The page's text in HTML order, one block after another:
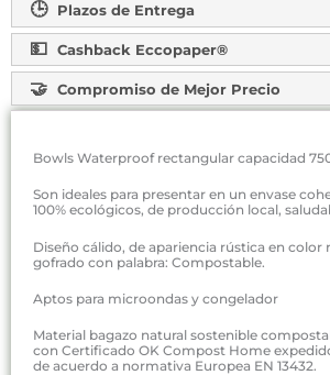
Plazos de Entrega
Cashback Eccopaper®
Compromiso de Mejor Precio
Bowls Waterproof rectangular capacidad
Son ideales para presentar en un envase
100% ecológicos, de producción local,
Diseño cálido, de apariencia rústica en color
gofrado con palabra: Compostable.
Aptos para microondas y congelador
Material bagazo natural sostenible
con Certificado OK Compost Home
de acuerdo a normativa Europea EN 13432.